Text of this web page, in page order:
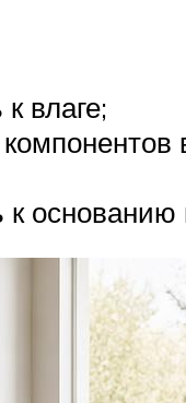
влаге;
к основанию